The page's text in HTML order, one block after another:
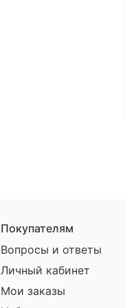
Покупателям
Вопросы и ответы
Личный кабинет
Мои заказы